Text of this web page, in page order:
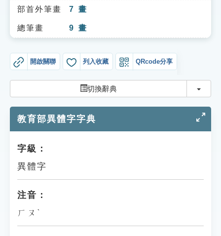
知識索引
單字索引
貓頭鷹博士
部首外筆畫 7 畫
總筆畫 9 畫
開啟關聯 列入收藏 QRcode分享
切換辭典 切換
教育部異體字字典
字級：
異體字
注音：
ㄏㄡˋ